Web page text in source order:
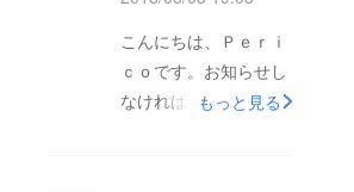
こんにちは、Ｐｅｒｉ
ｃｏです。お知らせし
なければしなければと
もっと見る